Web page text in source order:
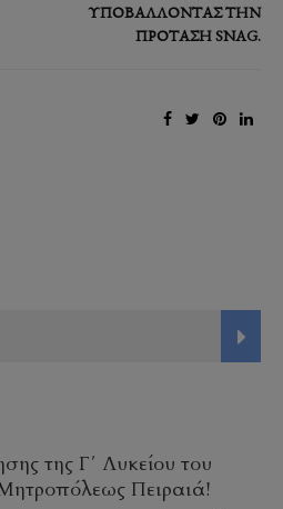
ΥΠΟΒΆΛΛΟΝΤΑΣ ΤΗΝ
ΠΡΌΤΑΣΗ SNAG.
της Γ΄ Λυκείου του
Πειραιά!